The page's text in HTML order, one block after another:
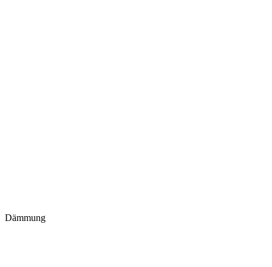
Dämmung